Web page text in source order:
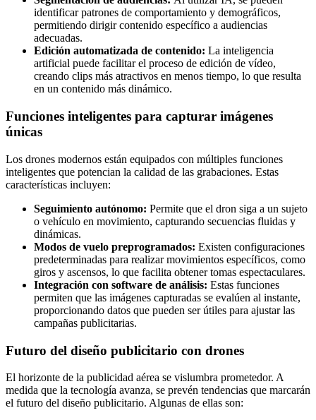
identificar patrones de comportamiento y demográficos,
permitiendo dirigir contenido específico a audiencias
adecuadas.
Edición automatizada de contenido: La inteligencia
artificial puede facilitar el proceso de edición de vídeo,
creando clips más atractivos en menos tiempo, lo que resulta
en un contenido más dinámico.
Funciones inteligentes para capturar imágenes
únicas
Los drones modernos están equipados con múltiples funciones
inteligentes que potencian la calidad de las grabaciones. Estas
características incluyen:
Seguimiento autónomo: Permite que el dron siga a un sujeto
o vehículo en movimiento, capturando secuencias fluidas y
dinámicas.
Modos de vuelo preprogramados: Existen configuraciones
predeterminadas para realizar movimientos específicos, como
giros y ascensos, lo que facilita obtener tomas espectaculares.
Integración con software de análisis: Estas funciones
permiten que las imágenes capturadas se evalúen al instante,
proporcionando datos que pueden ser útiles para ajustar las
campañas publicitarias.
Futuro del diseño publicitario con drones
El horizonte de la publicidad aérea se vislumbra prometedor. A
medida que la tecnología avanza, se prevén tendencias que marcarán
el futuro del diseño publicitario. Algunas de ellas son: